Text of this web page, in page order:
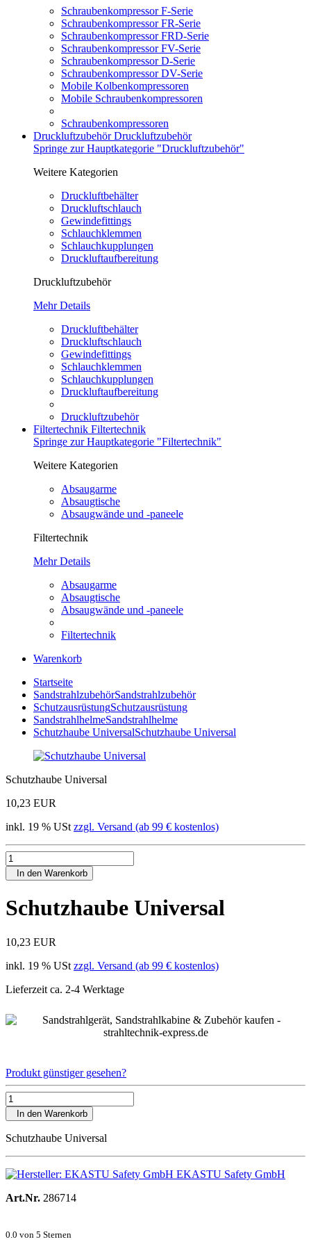
Schraubenkompressor F-Serie
Schraubenkompressor FR-Serie
Schraubenkompressor FRD-Serie
Schraubenkompressor FV-Serie
Schraubenkompressor D-Serie
Schraubenkompressor DV-Serie
Mobile Kolbenkompressoren
Mobile Schraubenkompressoren
Schraubenkompressoren
DruckluftzubehörDruckluftzubehör
Springe zur Hauptkategorie "Druckluftzubehör"
Weitere Kategorien
Druckluftbehälter
Druckluftschlauch
Gewindefittings
Schlauchklemmen
Schlauchkupplungen
Druckluftaufbereitung
Druckluftzubehör
Mehr Details
Druckluftbehälter
Druckluftschlauch
Gewindefittings
Schlauchklemmen
Schlauchkupplungen
Druckluftaufbereitung
Druckluftzubehör
Filtertechnik Filtertechnik
Springe zur Hauptkategorie "Filtertechnik"
Weitere Kategorien
Absaugarme
Absaugtische
Absaugwände und -paneele
Filtertechnik
Mehr Details
Absaugarme
Absaugtische
Absaugwände und -paneele
Filtertechnik
Warenkorb
Startseite
SandstrahlzubehörSandstrahlzubehör
SchutzausrüstungSchutzausrüstung
SandstrahlhelmeSandstrahlhelme
Schutzhaube UniversalSchutzhaube Universal
Schutzhaube Universal
10,23 EUR
inkl. 19 % USt zzgl. Versand (ab 99 € kostenlos)
In den Warenkorb
Schutzhaube Universal
10,23 EUR
inkl. 19 % USt zzgl. Versand (ab 99 € kostenlos)
Lieferzeit ca. 2-4 Werktage
Produkt günstiger gesehen?
In den Warenkorb
Schutzhaube Universal
EKASTU Safety GmbH
Art.Nr. 286714
0.0 von 5 Sternen